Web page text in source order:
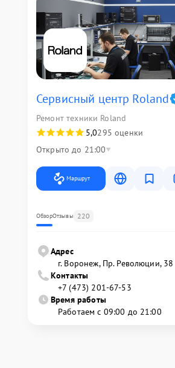
Сервисный центр Roland
Ремонт техники Roland
5,0295 оценки
Открыто до 21:00
Маршрут
ОбзорОтзывы 220
Адрес
г. Воронеж, Пр. Революции, 38
Контакты
+7 (473) 201-67-53
Время работы
Работаем с 09:00 до 21:00